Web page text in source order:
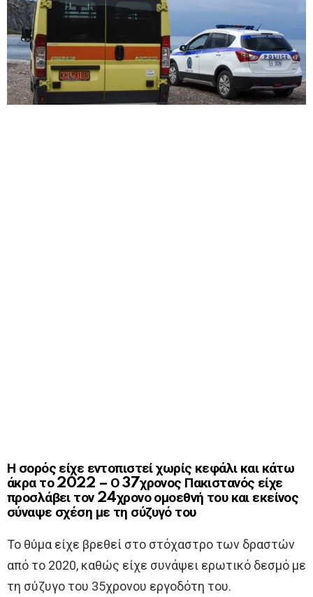
Η σορός είχε εντοπιστεί χωρίς κεφάλι και κάτω
άκρα το 2022 – Ο 37χρονος Πακιστανός είχε
προσλάβει τον 24χρονο ομοεθνή του και εκείνος
σύναψε σχέση με τη σύζυγό του
Το θύμα είχε βρεθεί στο στόχαστρο των δραστών
από το 2020, καθώς είχε συνάψει ερωτικό δεσμό με
τη σύζυγο του 35χρονου εργοδότη του.